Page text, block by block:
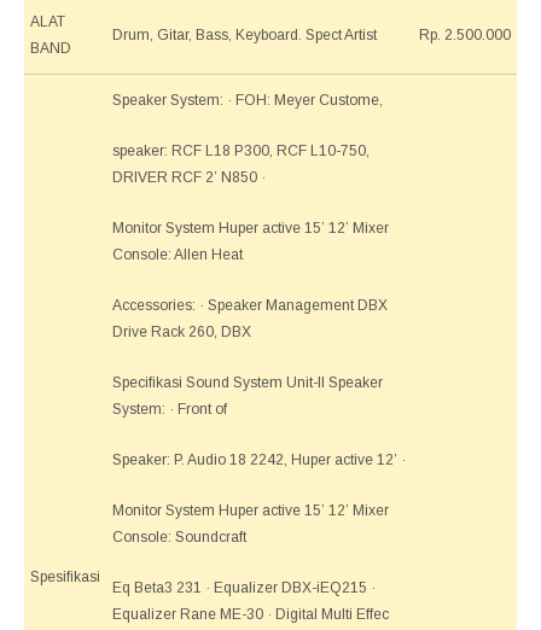
ALAT
BAND
Drum, Gitar, Bass, Keyboard. Spect Artist Rp. 2.500.000
Spesifikasi
Speaker System: · FOH: Meyer Custome,
speaker: RCF L18 P300, RCF L10-750,
DRIVER RCF 2’ N850 ·
Monitor System Huper active 15’ 12’ Mixer
Console: Allen Heat
Accessories: · Speaker Management DBX
Drive Rack 260, DBX
Specifikasi Sound System Unit-II Speaker
System: · Front of
Speaker: P. Audio 18 2242, Huper active 12’ ·
Monitor System Huper active 15’ 12’ Mixer
Console: Soundcraft
Eq Beta3 231 · Equalizer DBX-iEQ215 ·
Equalizer Rane ME-30 · Digital Multi Effec